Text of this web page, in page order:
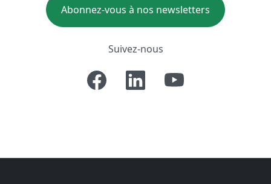
Abonnez-vous à nos newsletters
Suivez-nous